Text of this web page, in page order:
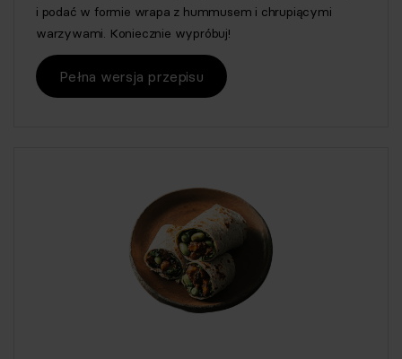
i podać w formie wrapa z hummusem i chrupiącymi
warzywami. Koniecznie wypróbuj!
Pełna wersja przepisu